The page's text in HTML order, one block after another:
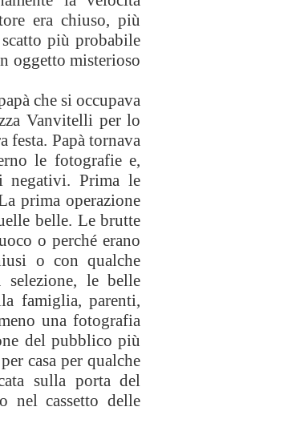
era chiuso, più
più probabile
oggetto misterioso
che si occupava
Vanvitelli per lo
festa. Papà tornava
le fotografie e,
negativi. Prima le
prima operazione
belle. Le brutte
o perché erano
o con qualche
le belle
famiglia, parenti,
una fotografia
del pubblico più
casa per qualche
sulla porta del
nel cassetto delle